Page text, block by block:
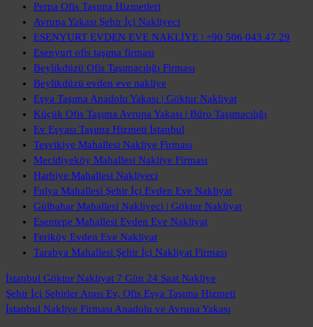
Perpa Ofis Taşıma Hizmetleri
Avrupa Yakası Şehir İçi Nakliyeci
ESENYURT EVDEN EVE NAKLİYE | +90 506 043 47 29
Esenyurt ofis taşıma firması
Beylikdüzü Ofis Taşımacılığı Firması
Beylikdüzü evden eve nakliye
Eşya Taşıma Anadolu Yakası | Göktur Nakliyat
Küçük Ofis Taşıma Avrupa Yakası | Büro Taşımacılığı
Ev Eşyası Taşıma Hizmeti İstanbul
Teşvikiye Mahallesi Nakliye Firması
Mecidiyeköy Mahallesi Nakliye Firması
Harbiye Mahallesi Nakliyeci
Fulya Mahallesi Şehir İçi Evden Eve Nakliyat
Gülbahar Mahallesi Nakliyeci | Göktur Nakliyat
Esentepe Mahallesi Evden Eve Nakliyat
Feriköy Evden Eve Nakliyat
Tarabya Mahallesi Şehir İçi Nakliyat Firması
İstanbul Göktur Nakliyat 7 Gün 24 Saat Nakliye
Şehir İçi Şehirler Arası Ev, Ofis Eşya Taşıma Hizmeti
İstanbul Nakliye Firması Anadolu ve Avrupa Yakası